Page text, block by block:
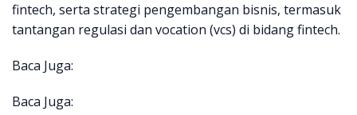
fintech, serta strategi pengembangan bisnis, termasuk
tantangan regulasi dan vocation (vcs) di bidang fintech.
Baca Juga:
Baca Juga: